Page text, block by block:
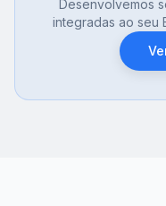
Desenvolvemos
integradas ao seu